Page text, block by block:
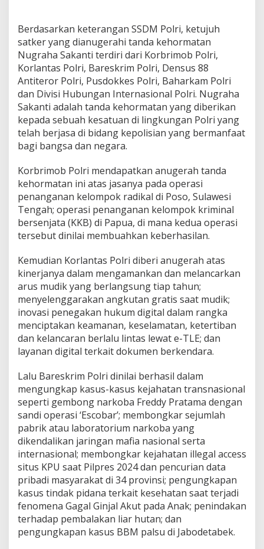
Berdasarkan keterangan SSDM Polri, ketujuh
satker yang dianugerahi tanda kehormatan
Nugraha Sakanti terdiri dari Korbrimob Polri,
Korlantas Polri, Bareskrim Polri, Densus 88
Antiteror Polri, Pusdokkes Polri, Baharkam Polri
dan Divisi Hubungan Internasional Polri. Nugraha
Sakanti adalah tanda kehormatan yang diberikan
kepada sebuah kesatuan di lingkungan Polri yang
telah berjasa di bidang kepolisian yang bermanfaat
bagi bangsa dan negara.
Korbrimob Polri mendapatkan anugerah tanda
kehormatan ini atas jasanya pada operasi
penanganan kelompok radikal di Poso, Sulawesi
Tengah; operasi penanganan kelompok kriminal
bersenjata (KKB) di Papua, di mana kedua operasi
tersebut dinilai membuahkan keberhasilan.
Kemudian Korlantas Polri diberi anugerah atas
kinerjanya dalam mengamankan dan melancarkan
arus mudik yang berlangsung tiap tahun;
menyelenggarakan angkutan gratis saat mudik;
inovasi penegakan hukum digital dalam rangka
menciptakan keamanan, keselamatan, ketertiban
dan kelancaran berlalu lintas lewat e-TLE; dan
layanan digital terkait dokumen berkendara.
Lalu Bareskrim Polri dinilai berhasil dalam
mengungkap kasus-kasus kejahatan transnasional
seperti gembong narkoba Freddy Pratama dengan
sandi operasi ‘Escobar’; membongkar sejumlah
pabrik atau laboratorium narkoba yang
dikendalikan jaringan mafia nasional serta
internasional; membongkar kejahatan illegal access
situs KPU saat Pilpres 2024 dan pencurian data
pribadi masyarakat di 34 provinsi; pengungkapan
kasus tindak pidana terkait kesehatan saat terjadi
fenomena Gagal Ginjal Akut pada Anak; penindakan
terhadap pembalakan liar hutan; dan
pengungkapan kasus BBM palsu di Jabodetabek.